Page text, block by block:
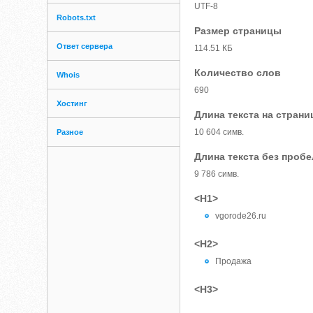
Robots.txt
Ответ сервера
Whois
Хостинг
Разное
UTF-8
Размер страницы
114.51 КБ
Количество слов
690
Длина текста на
10 604 симв.
Длина текста без
9 786 симв.
<H1>
vgorode26.ru
<H2>
Продажа
<H3>